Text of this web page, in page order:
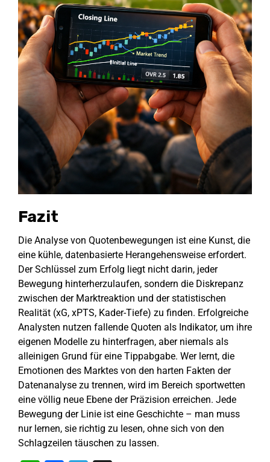
Fazit
Die Analyse von Quotenbewegungen ist eine Kunst, die
eine kühle, datenbasierte Herangehensweise erfordert.
Der Schlüssel zum Erfolg liegt nicht darin, jeder
Bewegung hinterherzulaufen, sondern die Diskrepanz
zwischen der Marktreaktion und der statistischen
Realität (xG, xPTS, Kader-Tiefe) zu finden. Erfolgreiche
Analysten nutzen fallende Quoten als Indikator, um ihre
eigenen Modelle zu hinterfragen, aber niemals als
alleinigen Grund für eine Tippabgabe. Wer lernt, die
Emotionen des Marktes von den harten Fakten der
Datenanalyse zu trennen, wird im Bereich sportwetten
eine völlig neue Ebene der Präzision erreichen. Jede
Bewegung der Linie ist eine Geschichte – man muss
nur lernen, sie richtig zu lesen, ohne sich von den
Schlagzeilen täuschen zu lassen.